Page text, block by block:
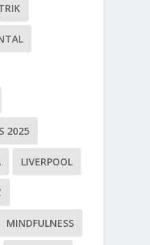
2025
LIVERPOOL
MINDFULNESS